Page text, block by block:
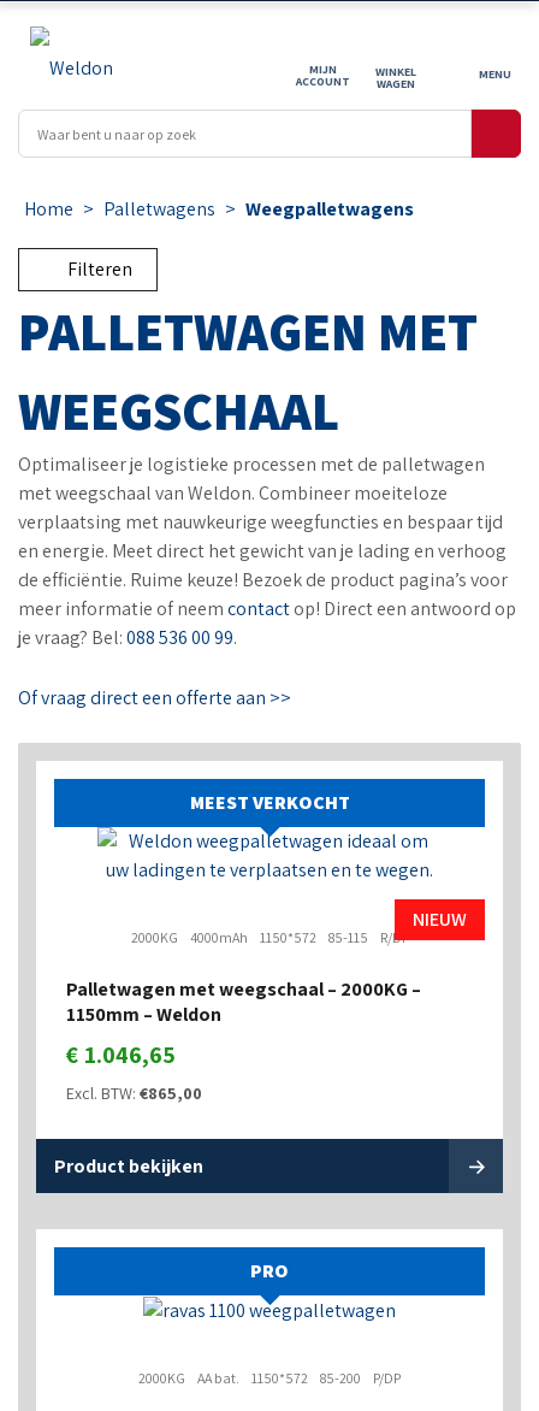
MIJN
ACCOUNT
WINKEL
WAGEN
Home > Palletwagens > Weegpalletwagens
Filteren
PALLETWAGEN MET
WEEGSCHAAL
Optimaliseer je logistieke processen met de palletwagen
met weegschaal van Weldon. Combineer moeiteloze
verplaatsing met nauwkeurige weegfuncties en bespaar tijd
en energie. Meet direct het gewicht van je lading en verhoog
de efficiëntie. Ruime keuze! Bezoek de product pagina’s voor
meer informatie of neemcontactop! Direct een antwoord op
je vraag? Bel:088 536 00 99.
Of vraag direct een offerte aan >>
MEEST VERKOCHT
NIEUW
2000KG 4000mAh 1150*572 85-115 R/DP
Palletwagen met weegschaal – 2000KG –
1150mm – Weldon
€ 1.046,65
Excl. BTW: €865,00
Product bekijken
PRO
2000KG AA bat. 1150*572 85-200 P/DP